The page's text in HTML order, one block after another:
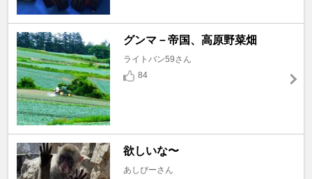
グンマ－帝国、高原野菜畑
ライトバン59さん
84
欲しいな〜
あしぴーさん